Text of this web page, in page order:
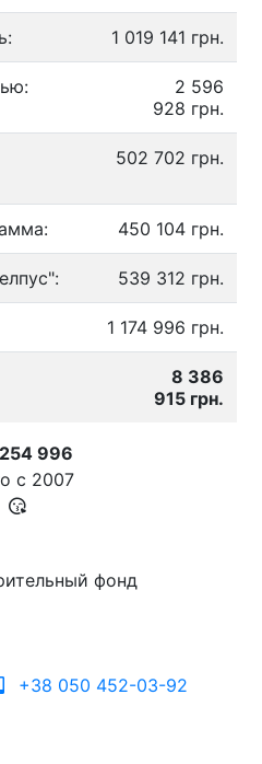
1 019 141 грн.
2 596
928 грн.
502 702 грн.
450 104 грн.
539 312 грн.
1 174 996 грн.
8 386
915 грн.
996
с 2007
фонд
+38 050 452-03-92